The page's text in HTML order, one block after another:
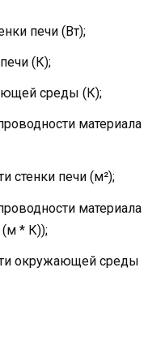
печи (Вт);
(К);
среды (К);
материала
стенки печи (м²);
материала
* К));
окружающей среды